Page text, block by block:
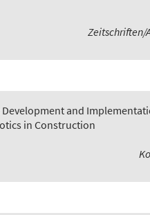
Zeitschriften/
Development and
in Construction